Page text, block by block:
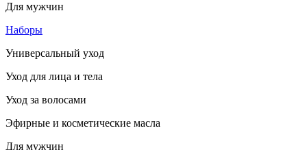
Для мужчин
Наборы
Универсальный уход
Уход для лица и тела
Уход за волосами
Эфирные и косметические масла
Для мужчин